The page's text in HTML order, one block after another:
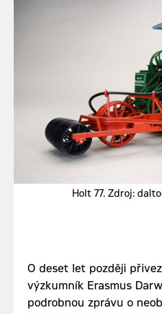
Holt 77. Zdroj:
O deset let později
výzkumník Erasmus
podrobnou zprávu o